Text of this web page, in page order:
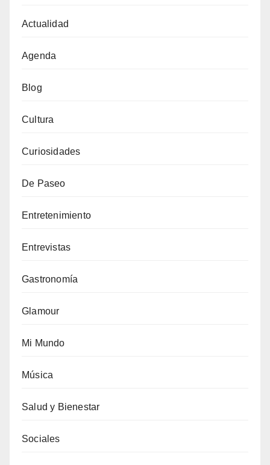
Actualidad
Agenda
Blog
Cultura
Curiosidades
De Paseo
Entretenimiento
Entrevistas
Gastronomía
Glamour
Mi Mundo
Música
Salud y Bienestar
Sociales